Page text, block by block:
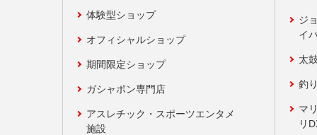
体験型ショップ
オフィシャルショップ
期間限定ショップ
ガシャポン専門店
アスレチック・スポーツエンタメ
施設
ジ
イ
太
釣
マ
リ